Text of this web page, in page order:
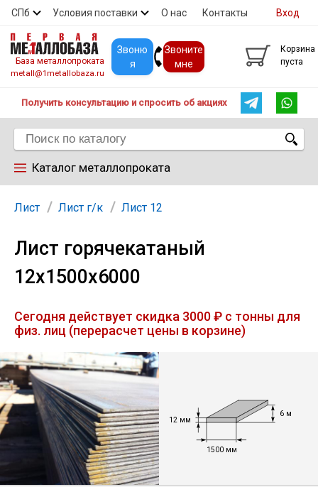
СПб Условия поставки О нас Контакты
Скидки Прайс Покупателям
Вход
База металлопроката
metall@1metallobaza.ru
Звоню
я
Звоните
мне
Корзина
пуста
Получить консультацию и спросить об акциях
Каталог металлопроката
Арматура
Труба профильная
Лист
Уголок
Балка
Швеллер
Лист Лист г/к Лист 12
Лист горячекатаный
12х1500х6000
Сегодня действует скидка 3000 ₽ с тонны для
физ. лиц (перерасчет цены в корзине)
12 мм
6 м
1500 мм